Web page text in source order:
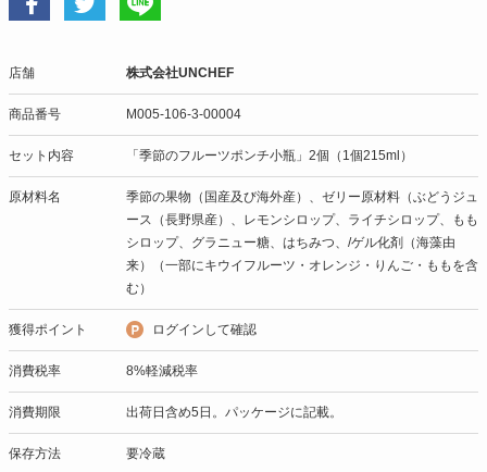
店舗 株式会社UNCHEF
商品番号 M005-106-3-00004
セット内容 「季節のフルーツポンチ小瓶」2個（1個215ml）
原材料名
季節の果物（国産及び海外産）、ゼリー原材料（ぶどうジュ
ース（長野県産）、レモンシロップ、ライチシロップ、もも
シロップ、グラニュー糖、はちみつ、/ゲル化剤（海藻由
来）（一部にキウイフルーツ・オレンジ・りんご・ももを含
む）
獲得ポイント ログインして確認
消費税率 8%軽減税率
消費期限 出荷日含め5日。パッケージに記載。
保存方法 要冷蔵